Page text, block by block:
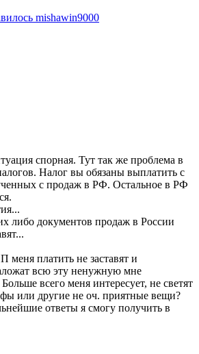
mishawin9000
спорная. Тут так же проблема в
Налог вы обязаны выплатить с
с продаж в РФ. Остальное в РФ
либо документов продаж в России
меня платить не заставят и
всю эту ненужную мне
всего меня интересует, не светят
или другие не оч. приятные вещи?
ответы я смогу получить в